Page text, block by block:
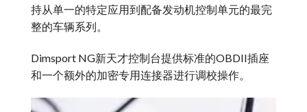
持从单一的特定应用到配备发动机控制单元的最完
整的车辆系列。
Dimsport NG新天才控制台提供标准的OBDII插座
和一个额外的加密专用连接器进行调校操作。